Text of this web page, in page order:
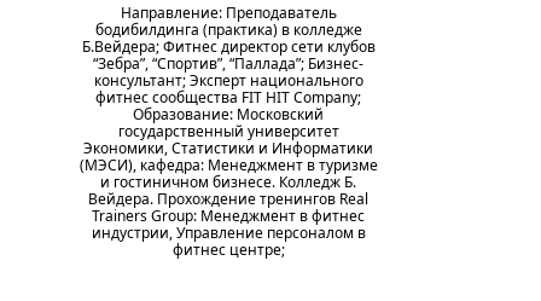
Направление: Преподаватель
бодибилдинга (практика) в колледже
Б.Вейдера; Фитнес директор сети клубов
“Зебра”, “Спортив”, “Паллада”; Бизнес-
консультант; Эксперт национального
фитнес сообщества FIT HIT Company;
Образование: Московский
государственный университет
Экономики, Статистики и Информатики
(МЭСИ), кафедра: Менеджмент в туризме
и гостиничном бизнесе. Колледж Б.
Вейдера. Прохождение тренингов Real
Trainers Group: Менеджмент в фитнес
индустрии, Управление персоналом в
фитнес центре;